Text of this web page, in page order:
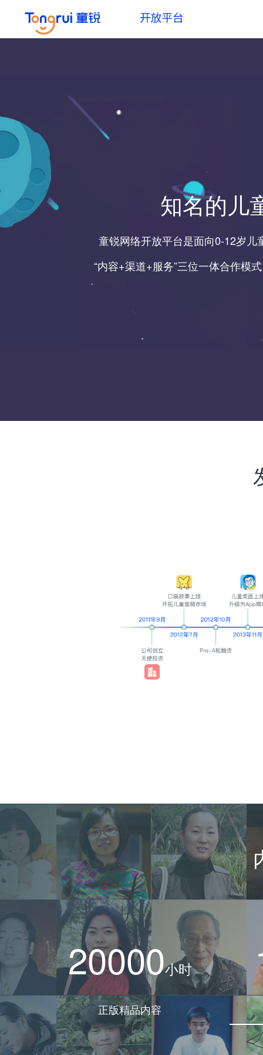
知名的儿
童锐网络开放平台是面向0-12岁
“内容+渠道+服务”三位一体合作模
20000小时
正版精品内容